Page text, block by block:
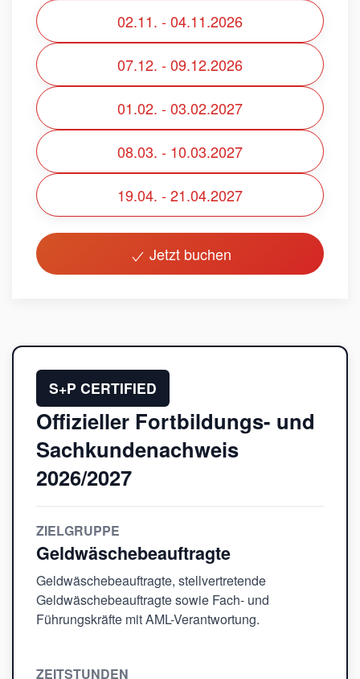
02.11. - 04.11.2026
07.12. - 09.12.2026
01.02. - 03.02.2027
08.03. - 10.03.2027
19.04. - 21.04.2027
Jetzt buchen
S+P CERTIFIED
Offizieller Fortbildungs- und
Sachkundenachweis
2026/2027
ZIELGRUPPE
Geldwäschebeauftragte
Geldwäschebeauftragte, stellvertretende
Geldwäschebeauftragte sowie Fach- und
Führungskräfte mit AML-Verantwortung.
ZEITSTUNDEN